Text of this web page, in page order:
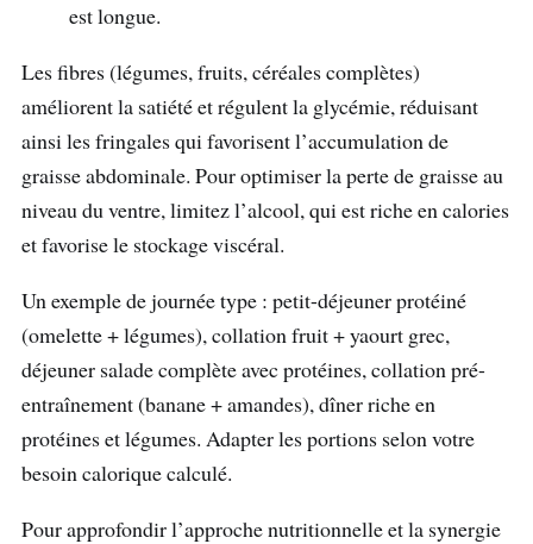
est longue.
Les fibres (légumes, fruits, céréales complètes)
améliorent la satiété et régulent la glycémie, réduisant
ainsi les fringales qui favorisent l’accumulation de
graisse abdominale. Pour optimiser la perte de graisse au
niveau du ventre, limitez l’alcool, qui est riche en calories
et favorise le stockage viscéral.
Un exemple de journée type : petit-déjeuner protéiné
(omelette + légumes), collation fruit + yaourt grec,
déjeuner salade complète avec protéines, collation pré-
entraînement (banane + amandes), dîner riche en
protéines et légumes. Adapter les portions selon votre
besoin calorique calculé.
Pour approfondir l’approche nutritionnelle et la synergie